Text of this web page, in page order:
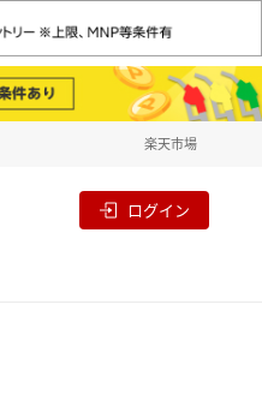
楽天市場
ログイン